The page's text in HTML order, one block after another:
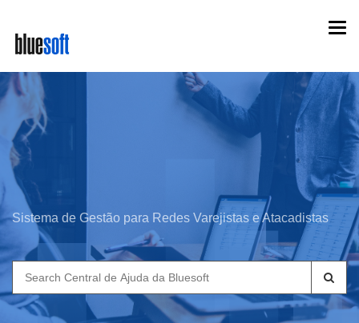
main
content
Sistema de Gestão para Redes Varejistas e Atacadistas
Search
for: